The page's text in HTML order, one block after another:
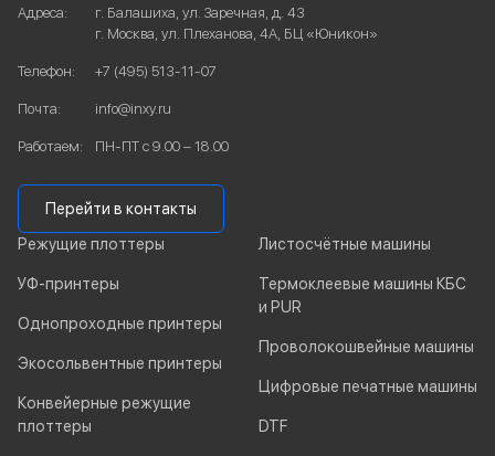
Режущие плоттеры
УФ-принтеры
Однопроходные принтеры
Экосольвентные принтеры
Конвейерные режущие
плоттеры
Листосчётные машины
Термоклеевые машины КБС
и PUR
Проволокошвейные машины
Цифровые печатные машины
DTF
Адреса:
г. Балашиха, ул. Заречная, д. 43
г. Москва, ул. Плеханова, 4А, БЦ «Юникон»
Телефон: +7 (495) 513-11-07
Почта: info@inxy.ru
Работаем: ПН-ПТ с 9.00 – 18.00
Перейти в контакты